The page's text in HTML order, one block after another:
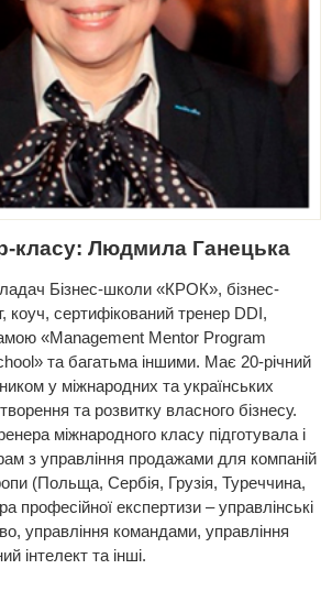
класу: Людмила Ганецька
Бізнес-школи «КРОК», бізнес-
коуч, сертифікований тренер DDI,
«Management Mentor Program
та багатьма іншими. Має 20-річний
у міжнародних та українських
та розвитку власного бізнесу.
міжнародного класу підготувала і
з управління продажами для компаній
(Польща, Сербія, Грузія, Туреччина,
професійної експертизи – управлінські
управління командами, управління
інтелект та інші.